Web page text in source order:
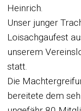
Heinrich.
Unser junger
Loisachgaufest
unserem
statt.
Die
bereitete dem